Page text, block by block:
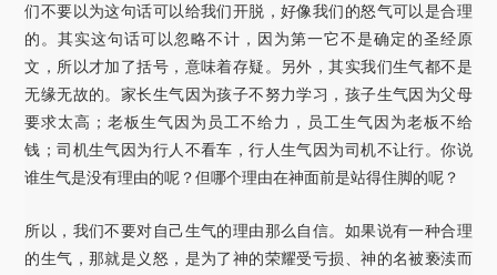
们不要以为这句话可以给我们开脱，好像我们的怒气可以是合理
的。其实这句话可以忽略不计，因为第一它不是确定的圣经原
文，所以才加了括号，意味着存疑。另外，其实我们生气都不是
无缘无故的。家长生气因为孩子不努力学习，孩子生气因为父母
要求太高；老板生气因为员工不给力，员工生气因为老板不给
钱；司机生气因为行人不看车，行人生气因为司机不让行。你说
谁生气是没有理由的呢？但哪个理由在神面前是站得住脚的呢？
所以，我们不要对自己生气的理由那么自信。如果说有一种合理
的生气，那就是义怒，是为了神的荣耀受亏损、神的名被亵渎而